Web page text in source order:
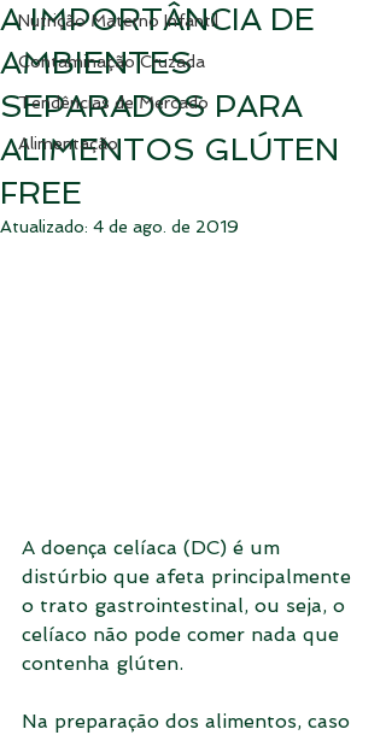
Nutrição Materno Infantil
Contaminação Cruzada
Tendências de Mercado
Alimentação
A IMPORTÂNCIA DE
AMBIENTES
SEPARADOS PARA
ALIMENTOS GLÚTEN
FREE
Atualizado: 4 de ago. de 2019
A doença celíaca (DC) é um
distúrbio que afeta principalmente
o trato gastrointestinal, ou seja, o
celíaco não pode comer nada que
contenha glúten.
Na preparação dos alimentos, caso